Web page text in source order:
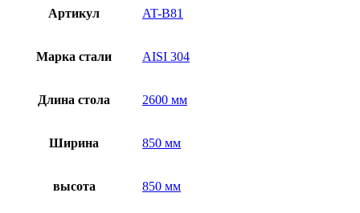
Артикул AT-B81
Марка стали AISI 304
Длина стола 2600 мм
Ширина 850 мм
высота 850 мм